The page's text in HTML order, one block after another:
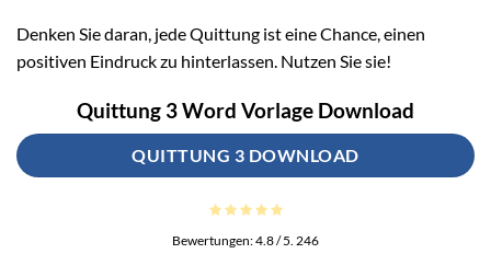
Denken Sie daran, jede Quittung ist eine Chance, einen
positiven Eindruck zu hinterlassen. Nutzen Sie sie!
Quittung 3 Word Vorlage Download
QUITTUNG 3 DOWNLOAD
Bewertungen:4.8/ 5. 246